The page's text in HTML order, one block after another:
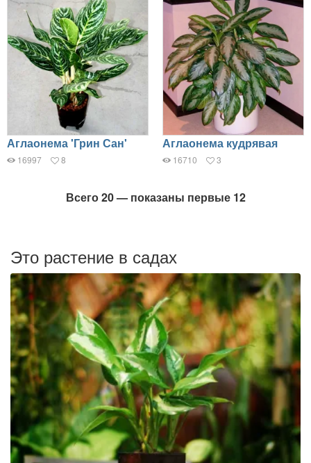
Аглаонема 'Грин Сан'
16997 8
Аглаонема кудрявая
16710 3
Всего 20 — показаны первые 12
Это растение в садах